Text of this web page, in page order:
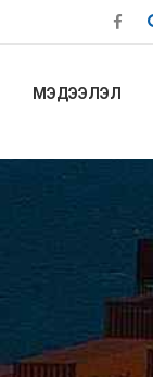
МЭДЭЭЛЭЛ